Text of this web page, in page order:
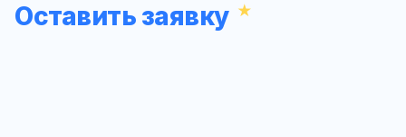
Оставить заявку